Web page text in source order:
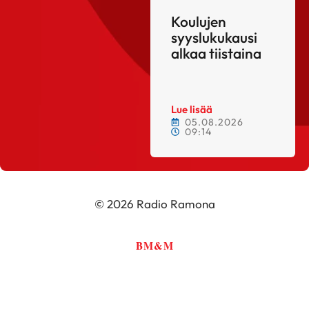
Koulujen
syyslukukausi
alkaa tiistaina
Lue lisää
05.08.2026
09:14
© 2026 Radio Ramona
BM&M